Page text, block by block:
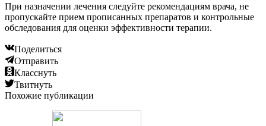
При назначении лечения следуйте рекомендациям врача, не
пропускайте прием прописанных препаратов и контрольные
обследования для оценки эффективности терапии.
Поделиться
Отправить
Класснуть
Твитнуть
Похожие публикации